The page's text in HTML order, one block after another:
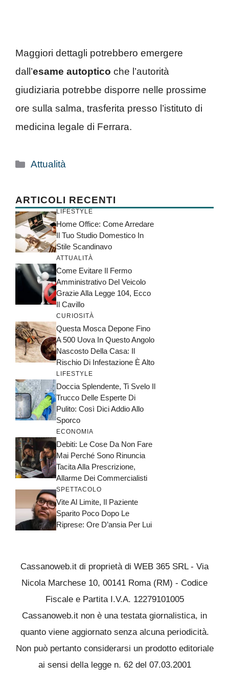
Maggiori dettagli potrebbero emergere
dall’esame autoptico che l’autorità
giudiziaria potrebbe disporre nelle prossime
ore sulla salma, trasferita presso l’istituto di
medicina legale di Ferrara.
Categorie
Attualità
ARTICOLI RECENTI
LIFESTYLE
Home Office: Come Arredare
Il Tuo Studio Domestico In
Stile Scandinavo
ATTUALITÀ
Come Evitare Il Fermo
Amministrativo Del Veicolo
Grazie Alla Legge 104, Ecco
Il Cavillo
CURIOSITÀ
Questa Mosca Depone Fino
A 500 Uova In Questo Angolo
Nascosto Della Casa: Il
Rischio Di Infestazione È Alto
LIFESTYLE
Doccia Splendente, Ti Svelo Il
Trucco Delle Esperte Di
Pulito: Così Dici Addio Allo
Sporco
ECONOMIA
Debiti: Le Cose Da Non Fare
Mai Perché Sono Rinuncia
Tacita Alla Prescrizione,
Allarme Dei Commercialisti
SPETTACOLO
Vite Al Limite, Il Paziente
Sparito Poco Dopo Le
Riprese: Ore D’ansia Per Lui
Cassanoweb.it di proprietà di WEB 365 SRL - Via
Nicola Marchese 10, 00141 Roma (RM) - Codice
Fiscale e Partita I.V.A. 12279101005
Cassanoweb.it non è una testata giornalistica, in
quanto viene aggiornato senza alcuna periodicità.
Non può pertanto considerarsi un prodotto editoriale
ai sensi della legge n. 62 del 07.03.2001